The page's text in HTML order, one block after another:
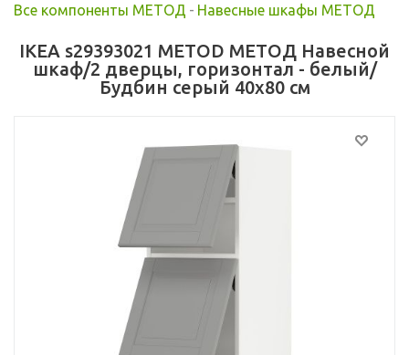
Все компоненты МЕТОД - Навесные шкафы МЕТОД
IKEA s29393021 METOD МЕТОД Навесной
шкаф/2 дверцы, горизонтал - белый/
Будбин серый 40x80 см